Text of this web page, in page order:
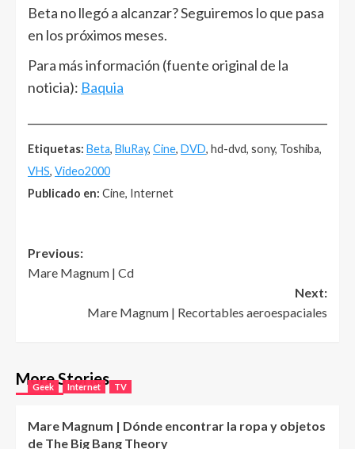
Beta no llegó a alcanzar? Seguiremos lo que pasa
en los próximos meses.
Para más información (fuente original de la
noticia): Baquia
Etiquetas: Beta, BluRay, Cine, DVD, hd-dvd, sony, Toshiba,
VHS, Video2000
Publicado en: Cine, Internet
Post
navigation
Previous:
Mare Magnum | Cd
Next:
Mare Magnum | Recortables aeroespaciales
More Stories
Geek Internet TV
Mare Magnum | Dónde encontrar la ropa y objetos
de The Big Bang Theory